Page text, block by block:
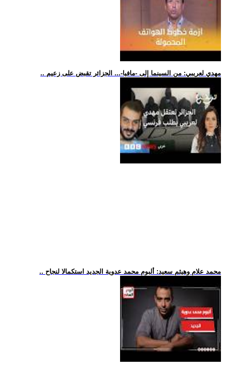
.. مهدي لعريبي: من السينما إلى -مافيا-... الجزائر تقبض على زعيم
.. محمد علام وهيثم سعيد: ألبوم محمد عدوية الجديد استكمالا لنجاح